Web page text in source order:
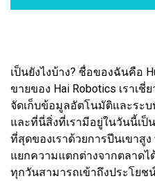
เป็นยังไงบ้าง? ชื่อของฉันคือ
ขายของ Hai Robotics เราเ
จัดเก็บข้อมูลอัตโนมัติและระ
และที่นี่สิ่งที่เรามีอยู่ในวันนี้เ
ที่สุดของเราด้วยการปีนเขาสูง
แยกความแตกต่างจากตลาดไ
ทุกวันสามารถเข้าถึงประโย